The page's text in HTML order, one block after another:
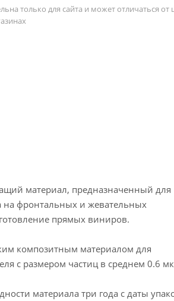
только для сайта и может отличаться от
материал, предназначенный для
на фронтальных и жевательных
прямых виниров.
композитным материалом для
с размером частиц в среднем 0.6
материала три года с даты